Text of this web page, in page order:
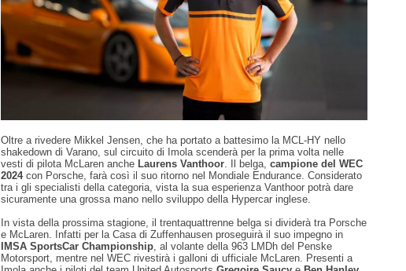
Oltre a rivedere Mikkel Jensen, che ha portato a battesimo la MCL-HY nello
shakedown di Varano, sul circuito di Imola scenderà per la prima volta nelle
vesti di pilota McLaren anche Laurens Vanthoor . Il belga, campione del WEC
2024con Porsche, farà così il suo ritorno nel Mondiale Endurance. Considerato
tra i gli specialisti della categoria, vista la sua esperienza Vanthoor potrà dare
sicuramente una grossa mano nello sviluppo della Hypercar inglese.
In vista della prossima stagione, il trentaquattrenne belga si dividerà tra Porsche
e McLaren. Infatti per la Casa di Zuffenhausen proseguirà il suo impegno in
IMSA SportsCar Championship , al volante della 963 LMDh del Penske
Motorsport, mentre nel WEC rivestirà i galloni di ufficiale McLaren. Presenti a